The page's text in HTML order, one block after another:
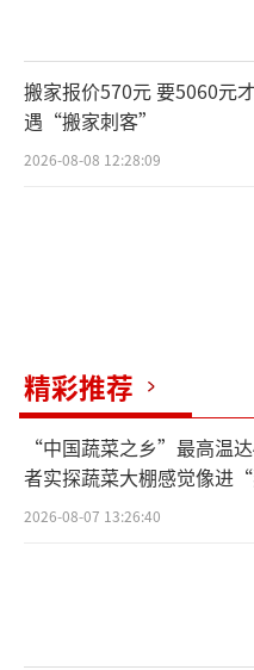
接触GPT-1时十分不
出更好的成果”，令
而这款模型正是日后
他“两面三刀”。
拉·穆拉蒂作证称
型的安全审查问题上
《卫报》评论
搬家报价570元 要5060元
遇“搬家刺客”
2026-08-08 12:28:09
精彩推荐
“中国蔬菜之乡”最高温
者实探蔬菜大棚感觉像进
村民称只能凌晨两点起来干
2026-08-07 13:26:40